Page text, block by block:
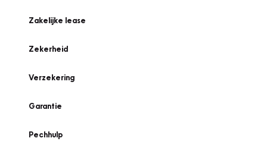
Zakelijke lease
Zekerheid
Verzekering
Garantie
Pechhulp